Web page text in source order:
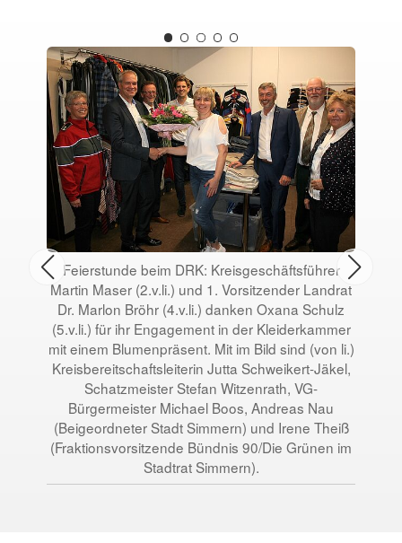
Feierstunde beim DRK: Kreisgeschäftsführer
Martin Maser (2.v.li.) und 1. Vorsitzender Landrat
Dr. Marlon Bröhr (4.v.li.) danken Oxana Schulz
(5.v.li.) für ihr Engagement in der Kleiderkammer
mit einem Blumenpräsent. Mit im Bild sind (von li.)
Kreisbereitschaftsleiterin Jutta Schweikert-Jäkel,
Schatzmeister Stefan Witzenrath, VG-
Bürgermeister Michael Boos, Andreas Nau
(Beigeordneter Stadt Simmern) und Irene Theiß
(Fraktionsvorsitzende Bündnis 90/Die Grünen im
Stadtrat Simmern).